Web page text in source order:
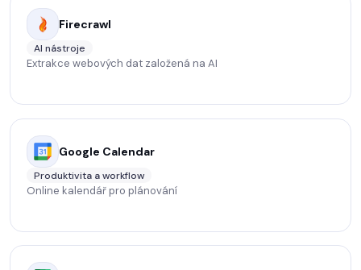
Firecrawl
AI nástroje
Extrakce webových dat založená na AI
Google Calendar
Produktivita a workflow
Online kalendář pro plánování